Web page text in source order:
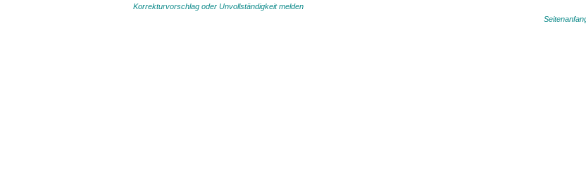
Korrekturvorschlag oder Unvollständigkeit melden